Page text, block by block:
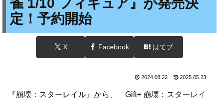
定！予約開始
X Facebook はてブ
2024.08.22 2025.05.23
『崩壊：スターレイル』から、「Gift+ 崩壊：スターレイ